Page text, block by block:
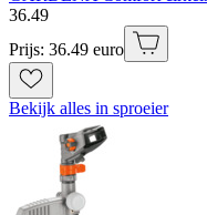
36.49
Prijs: 36.49 euro
Bekijk alles in sproeier